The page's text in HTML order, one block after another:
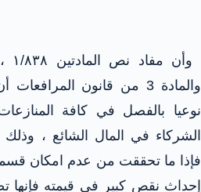
والمادة 3 من قانون
نوعيا بالفصل في كافة
الشركاء في المال الشائع ،
فإذا ما تحققت من عدم امكان
إحداث نقص كبير في قيمته فإنها